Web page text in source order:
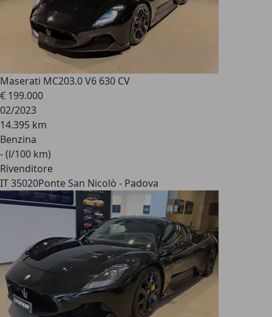
Maserati MC203.0 V6 630 CV
€ 199.000
02/2023
14.395 km
Benzina
- (l/100 km)
Rivenditore
IT 35020Ponte San Nicolò - Padova